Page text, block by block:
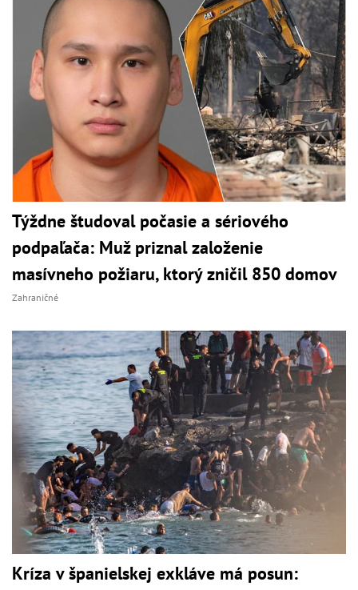
Týždne študoval počasie a sériového
podpaľača: Muž priznal založenie
masívneho požiaru, ktorý zničil 850 domov
Zahraničné
Kríza v španielskej exkláve má posun: